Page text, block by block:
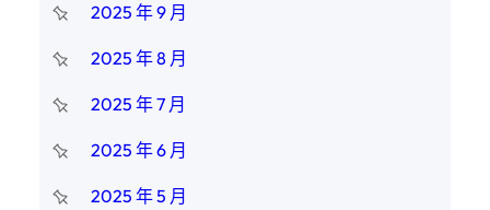
2025 年 9 月
2025 年 8 月
2025 年 7 月
2025 年 6 月
2025 年 5 月